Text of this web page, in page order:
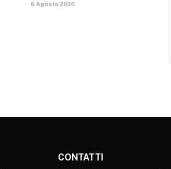
6 Agosto 2026
CONTATTI